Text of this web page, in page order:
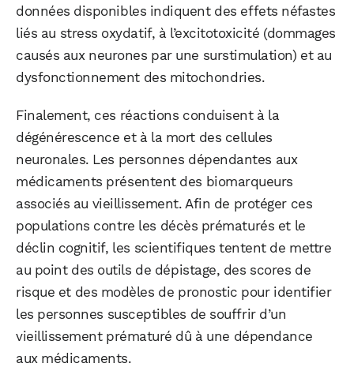
données disponibles indiquent des effets néfastes
liés au stress oxydatif, à l’excitotoxicité (dommages
causés aux neurones par une surstimulation) et au
dysfonctionnement des mitochondries.
Finalement, ces réactions conduisent à la
dégénérescence et à la mort des cellules
neuronales. Les personnes dépendantes aux
médicaments présentent des biomarqueurs
associés au vieillissement. Afin de protéger ces
populations contre les décès prématurés et le
déclin cognitif, les scientifiques tentent de mettre
au point des outils de dépistage, des scores de
risque et des modèles de pronostic pour identifier
les personnes susceptibles de souffrir d’un
vieillissement prématuré dû à une dépendance
aux médicaments.